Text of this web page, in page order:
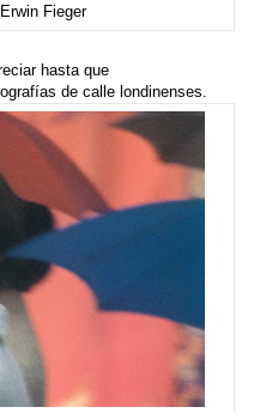
Fieger
hasta que
de calle londinenses.